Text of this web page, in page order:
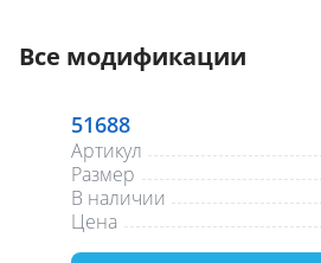
Все модификации
51688
Артикул
Размер
В наличии
Цена